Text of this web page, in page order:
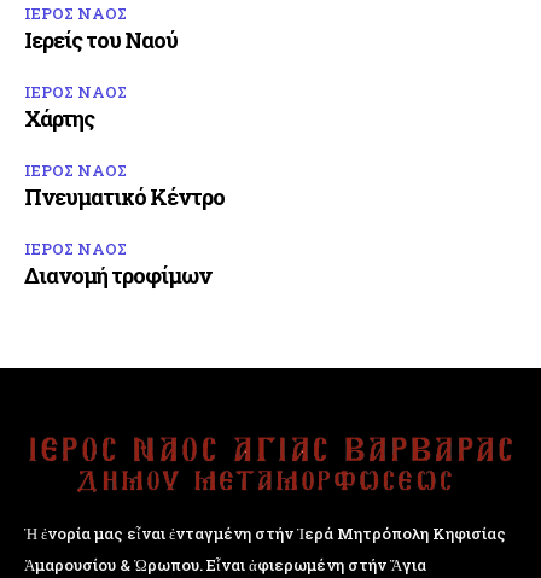
ΙΕΡΟΣ ΝΑΟΣ
Ιερείς του Ναού
ΙΕΡΟΣ ΝΑΟΣ
Χάρτης
ΙΕΡΟΣ ΝΑΟΣ
Πνευματικό Κέντρο
ΙΕΡΟΣ ΝΑΟΣ
Διανομή τροφίμων
Ἡ ἐνορία μας εἶναι ἐνταγμένη στήν Ἱερά Μητρόπολη Κηφισίας
Ἁμαρουσίου & Ὠρωπου. Εἶναι ἀφιερωμένη στήν Ἅγια